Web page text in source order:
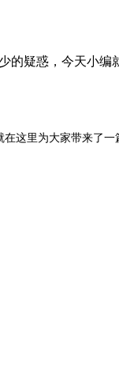
的疑惑，今天小编
这里为大家带来了